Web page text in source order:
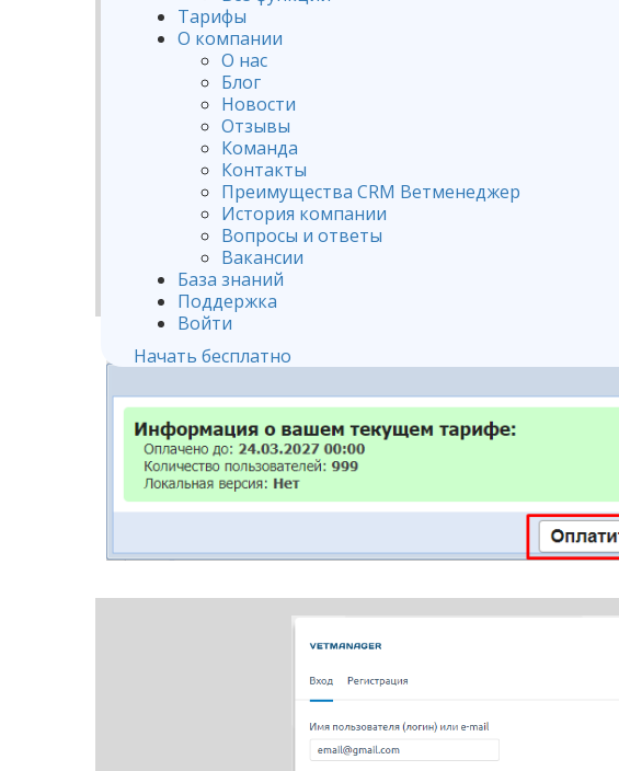
Тарифы
О компании
О нас
Блог
Новости
Отзывы
Команда
Контакты
Преимущества CRM Ветменеджер
История компании
Вопросы и ответы
Вакансии
База знаний
Поддержка
Войти
Начать бесплатно